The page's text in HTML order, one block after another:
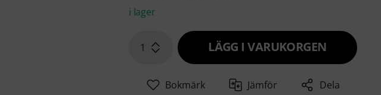
i lager
1 LÄGG I VARUKORGEN
Bokmärk Jämför Dela